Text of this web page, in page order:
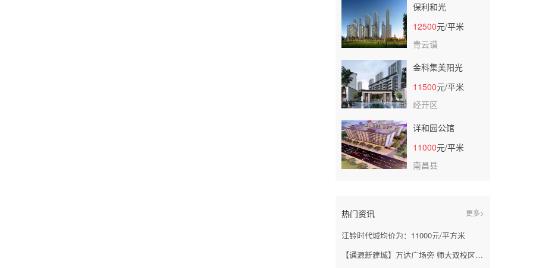
保利和光
12500元/平米
青云谱
金科集美阳光
11500元/平米
经开区
详和园公馆
11000元/平米
南昌县
热门资讯 更多>
江铃时代城均价为：11000元/平方米
【通源新建城】万达广场旁 师大双校区！高层均价11000元/㎡！